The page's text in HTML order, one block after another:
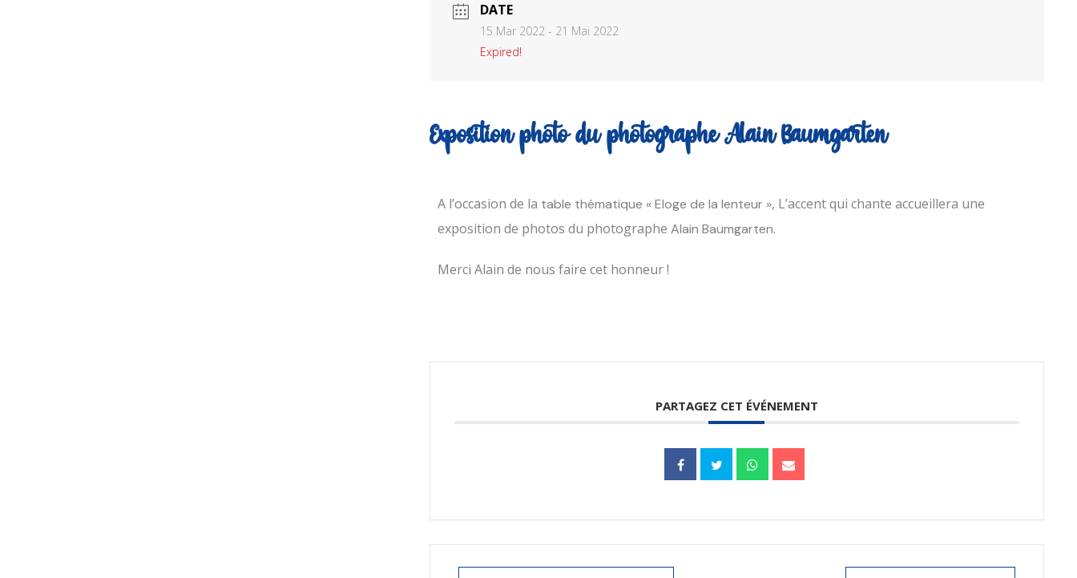
DATE
15 Mar 2022- 21 Mai 2022
Expired!
Exposition photo du photographe Alain Baumgarten
A l’occasion de la table thématique « Eloge de la lenteur », L’accent qui chante accueillera une
exposition de photos du photographe Alain Baumgarten.
Merci Alain de nous faire cet honneur !
PARTAGEZ CET ÉVÉNEMENT